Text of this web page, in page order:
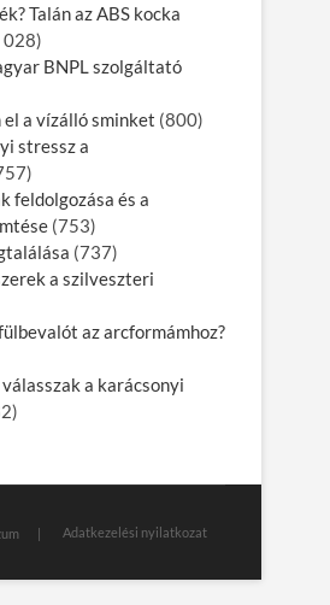
Talán az ABS kocka
028)
BNPL szolgáltató
a vízálló sminket (800)
stressz a
feldolgozása és a
(753)
(737)
a szilveszteri
az arcformámhoz?
a karácsonyi
Adatkezelési nyilatkozat